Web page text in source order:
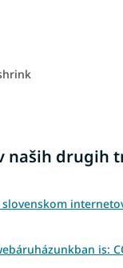
naših drugih
is: